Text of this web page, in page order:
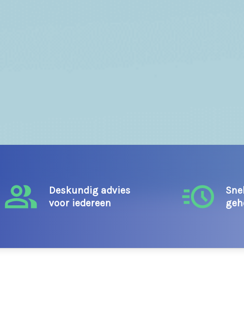
Deskundig advies
voor iedereen